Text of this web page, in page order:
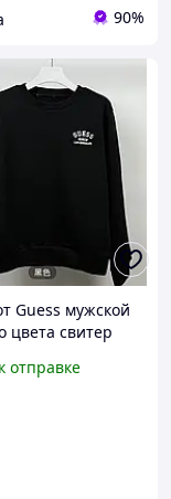
90%
Guess мужской
цвета свитер
отправке